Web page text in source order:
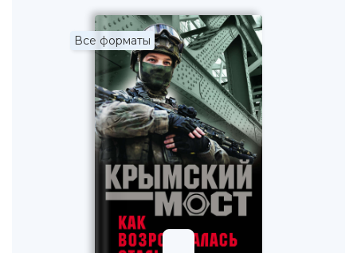
Все форматы